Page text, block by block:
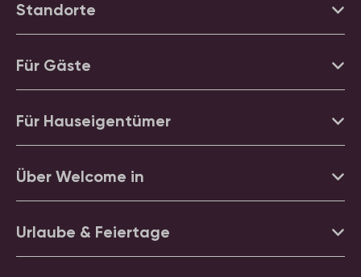
Standorte
Für Gäste
Für Hauseigentümer
Über Welcome in
Urlaube & Feiertage